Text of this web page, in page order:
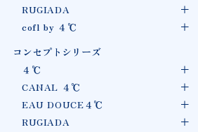
RUGIADA
cofl by ４℃
コンセプトシリーズ
４℃
CANAL ４℃
EAU DOUCE４℃
RUGIADA